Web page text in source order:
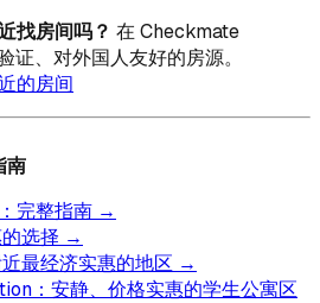
找房间吗？ 在 Checkmate
证、对外国人友好的房源。
的房间
南
完整指南 →
选择 →
最经济实惠的地区 →
：安静、价格实惠的学生公寓区